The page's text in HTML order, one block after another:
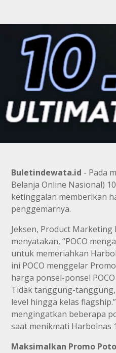
Buletindewata.id - Pada
Belanja Online Nasional)
ketinggalan memberikan
penggemarnya.
Jeksen, Product Marketing
menyatakan, “POCO
untuk memeriahkan
ini POCO menggelar
harga ponsel-ponsel
Tidak tanggung-
level hingga kelas
mengingatkan beberapa
saat menikmati Harbolnas
Maksimalkan Promo